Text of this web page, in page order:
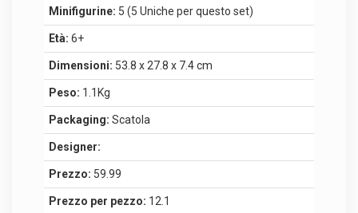
Minifigurine: 5 (5 Uniche per questo set)
Età: 6+
Dimensioni: 53.8 x 27.8 x 7.4 cm
Peso: 1.1Kg
Packaging: Scatola
Designer:
Prezzo: 59.99
Prezzo per pezzo: 12.1